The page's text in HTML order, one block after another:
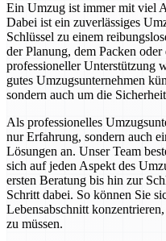
Ein Umzug ist immer mit viel
Dabei ist ein zuverlässiges
Schlüssel zu einem
der Planung, dem Packen
professioneller Unterstützung
gutes Umzugsunternehmen
sondern auch um die
Als professionelles
nur Erfahrung, sondern auch
Lösungen an. Unser Team
sich auf jeden Aspekt des
ersten Beratung bis hin zur
Schritt dabei. So können Sie
Lebensabschnitt
zu müssen.